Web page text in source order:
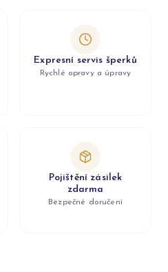
Expresní servis šperků
Rychlé opravy a úpravy
Pojištění zásilek
zdarma
Bezpečné doručení